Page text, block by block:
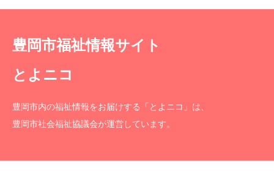
豊岡市福祉情報サイト
とよニコ
豊岡市内の福祉情報をお届けする「とよニコ」は、
豊岡市社会福祉協議会が運営しています。